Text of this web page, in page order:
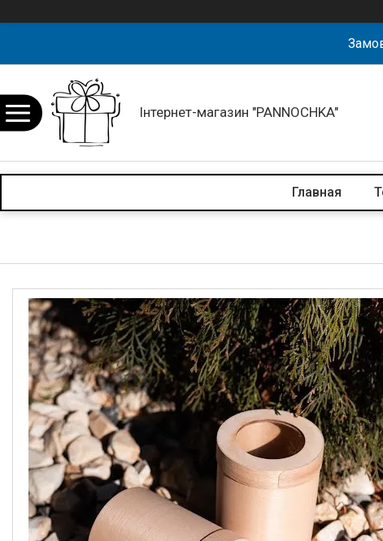
Інтернет-магазин "PANNOCHKA"
Главная